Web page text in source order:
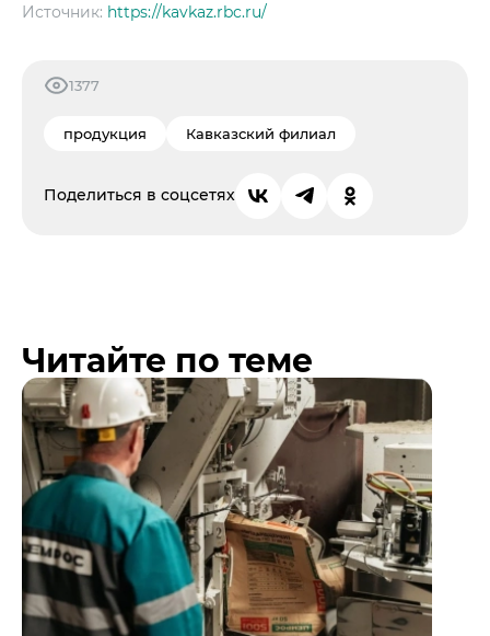
Источник: https://kavkaz.rbc.ru/
1377
продукция Кавказский филиал
Поделиться в соцсетях
Читайте по теме